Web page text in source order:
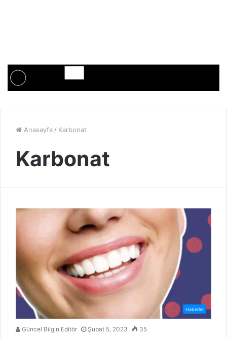
Anasayfa / Karbonat
Karbonat
Haberler
Güncel Bilgin Editör Şubat 5, 2023 35